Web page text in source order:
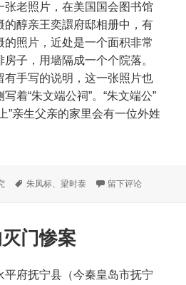
张老照片，在美国国会图书馆
的醇亲王奕譞府邸相册中，有
的照片，近处是一个面积非常
子，用墙隔成一个个院落。
有手写的说明，这一张照片也
着“朱文端公祠”。“朱文端公”
”亲生父亲的家里会有一位外姓
标
朱凤标、梁时泰 于寻访朱凤标故居
留下评论
门惨案
平府抚宁县（今秦皇岛市抚宁